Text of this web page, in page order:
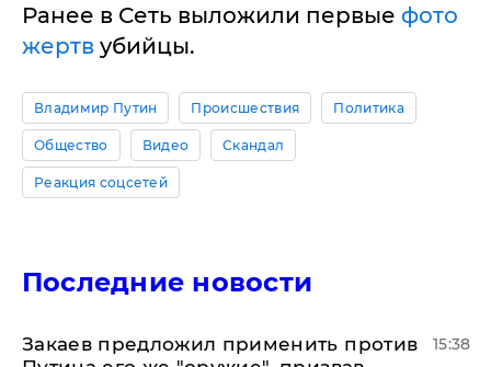
Ранее в Сеть выложили первые фото
жертв убийцы.
Владимир Путин Происшествия Политика
Общество Видео Скандал
Реакция соцсетей
Последние новости
Закаев предложил применить против
15:38